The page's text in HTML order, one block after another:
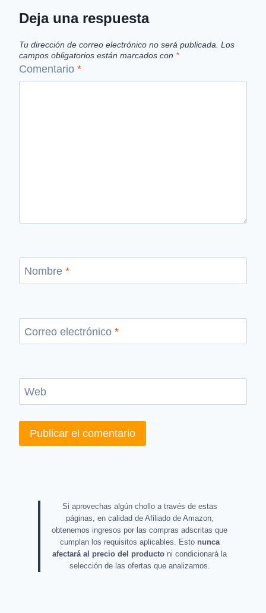
Deja una respuesta
Tu dirección de correo electrónico no será publicada. Los
campos obligatorios están marcados con *
Comentario *
Nombre *
Correo electrónico *
Web
Si aprovechas algún chollo a través de estas
páginas, en calidad de Afiliado de Amazon,
obtenemos ingresos por las compras adscritas que
cumplan los requisitos aplicables. Esto nunca
afectará al precio del producto ni condicionará la
selección de las ofertas que analizamos.